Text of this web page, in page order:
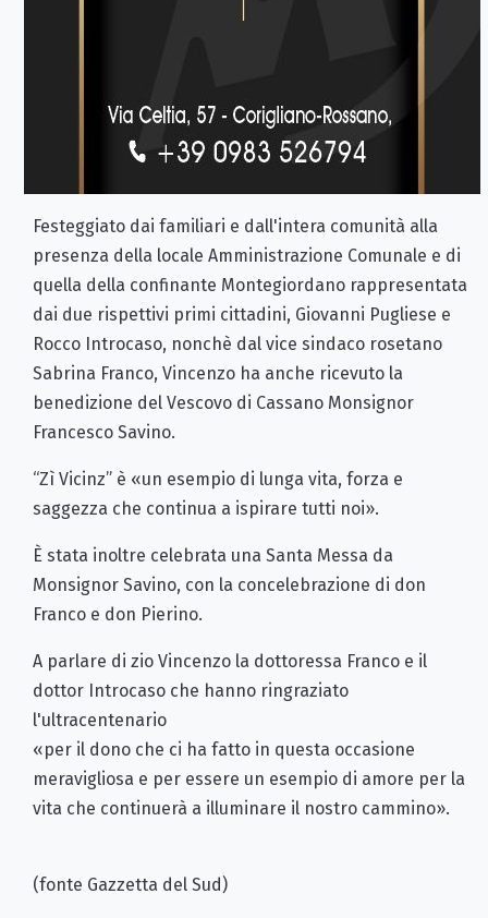
Festeggiato dai familiari e dall'intera comunità alla
presenza della locale Amministrazione Comunale e di
quella della confinante Montegiordano rappresentata
dai due rispettivi primi cittadini, Giovanni Pugliese e
Rocco Introcaso, nonchè dal vice sindaco rosetano
Sabrina Franco, Vincenzo ha anche ricevuto la
benedizione del Vescovo di Cassano Monsignor
Francesco Savino.
“Zì Vicinz” è «un esempio di lunga vita, forza e
saggezza che continua a ispirare tutti noi».
È stata inoltre celebrata una Santa Messa da
Monsignor Savino, con la concelebrazione di don
Franco e don Pierino.
A parlare di zio Vincenzo la dottoressa Franco e il
dottor Introcaso che hanno ringraziato
l'ultracentenario
«per il dono che ci ha fatto in questa occasione
meravigliosa e per essere un esempio di amore per la
vita che continuerà a illuminare il nostro cammino».
(fonte Gazzetta del Sud)